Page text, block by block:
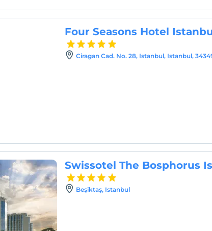
Four Seasons Hotel
Ciragan Cad. No. 28, Istanbul, Istanbul,
Swissotel The Bosphorus
Beşiktaş, Istanbul